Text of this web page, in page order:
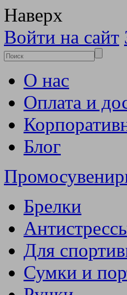
Наверх
Войти на сайт
О нас
Оплата и
Блог
Брелки
Для
Сумки и